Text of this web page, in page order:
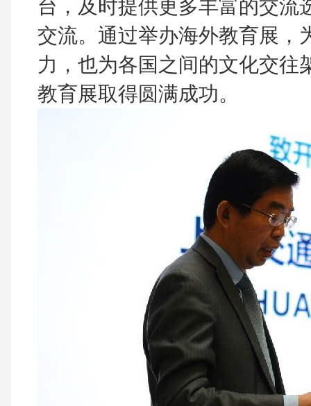
台，及时提供更多丰富的交流
交流。通过举办海外教育展，
力，也为各国之间的文化交往
教育展取得圆满成功。